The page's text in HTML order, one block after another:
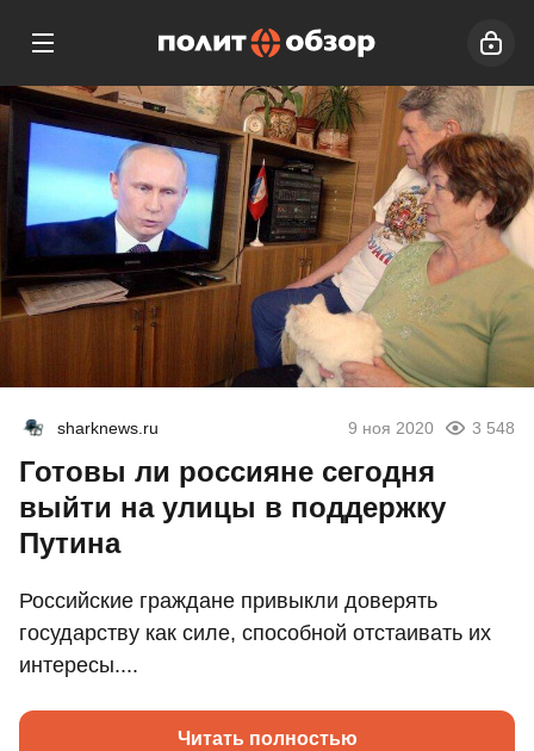
sharknews.ru 9 ноя 2020 3 548
Готовы ли россияне сегодня
выйти на улицы в поддержку
Путина
Российские граждане привыкли доверять
государству как силе, способной отстаивать их
интересы....
Читать полностью